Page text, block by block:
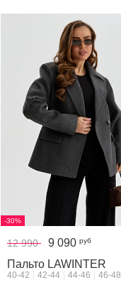
-30%
12 990 9 090 руб
Пальто LAWINTER
40-42 42-44 44-46 46-48